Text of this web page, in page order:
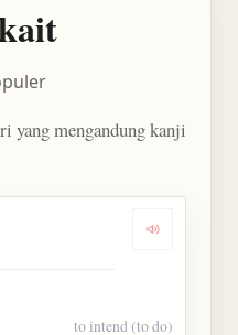
yang mengandung kanji
Dengarkan
to intend (to do)